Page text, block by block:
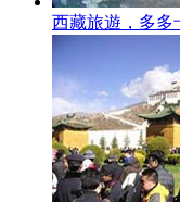
西藏旅遊，多多